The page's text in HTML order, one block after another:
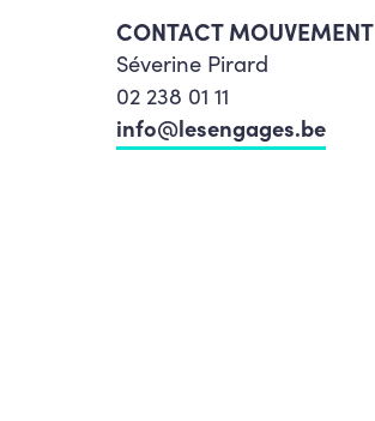
CONTACT MOUVEMENT
Séverine Pirard
02 238 01 11
info@lesengages.be